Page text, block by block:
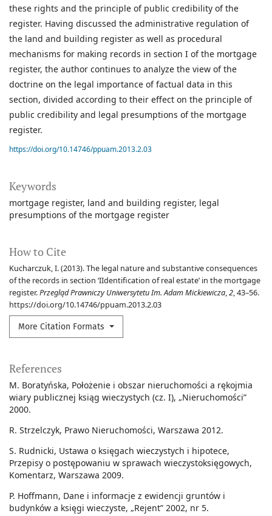
Keywords
mortgage register land and building register legal
presumptions of the mortgage register
How to Cite
Kucharczuk, I. (2013). The legal nature and substantive consequences
of the records in section ‘IIdentification of real estate’ in the mortgage
register.Przegląd Prawniczy Uniwersytetu Im. Adam Mickiewicza,2, 43–56.
https://doi.org/10.14746/ppuam.2013.2.03
More Citation Formats
these rights and the principle of public credibility of the
register. Having discussed the administrative regulation of
the land and building register as well as procedural
mechanisms for making records in section I of the mortgage
register, the author continues to analyze the view of the
doctrine on the legal importance of factual data in this
section, divided according to their effect on the principle of
public credibility and legal presumptions of the mortgage
register.
https://doi.org/10.14746/ppuam.2013.2.03
References
M. Boratyńska, Położenie i obszar nieruchomości a rękojmia
wiary publicznej ksiąg wieczystych (cz. I), „Nieruchomości”
2000.
R. Strzelczyk, Prawo Nieruchomości, Warszawa 2012.
S. Rudnicki, Ustawa o księgach wieczystych i hipotece,
Przepisy o postępowaniu w sprawach wieczystoksięgowych,
Komentarz, Warszawa 2009.
P. Hoffmann, Dane i informacje z ewidencji gruntów i
budynków a księgi wieczyste, „Rejent” 2002, nr 5.